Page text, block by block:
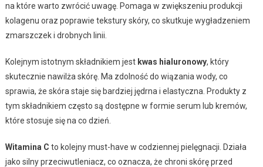
na które warto zwrócić uwagę. Pomaga w zwiększeniu produkcji
kolagenu oraz poprawie tekstury skóry, co skutkuje wygładzeniem
zmarszczek i drobnych linii.
Kolejnym istotnym składnikiem jest kwas hialuronowy, który
skutecznie nawilża skórę. Ma zdolność do wiązania wody, co
sprawia, że skóra staje się bardziej jędrna i elastyczna. Produkty z
tym składnikiem często są dostępne w formie serum lub kremów,
które stosuje się na co dzień.
Witamina C to kolejny must-have w codziennej pielęgnacji. Działa
jako silny przeciwutleniacz, co oznacza, że chroni skórę przed